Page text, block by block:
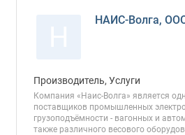
НАИС-Волга,
Производитель, Услуги
Компания «Наис-Волга» является
поставщиков промышленных
грузоподъёмности - вагонных и
также различного весового